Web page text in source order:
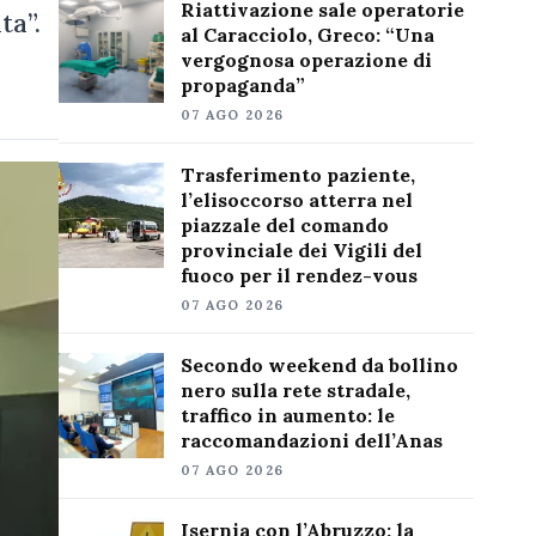
Riattivazione sale operatorie
al Caracciolo, Greco: “Una
vergognosa operazione di
propaganda”
07 AGO 2026
Trasferimento paziente,
l’elisoccorso atterra nel
piazzale del comando
provinciale dei Vigili del
fuoco per il rendez-vous
07 AGO 2026
Secondo weekend da bollino
nero sulla rete stradale,
traffico in aumento: le
raccomandazioni dell’Anas
07 AGO 2026
Isernia con l’Abruzzo: la